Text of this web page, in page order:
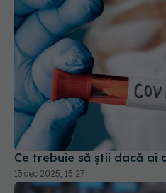
Ce trebuie să știi dacă ai
13 dec 2025, 15:27